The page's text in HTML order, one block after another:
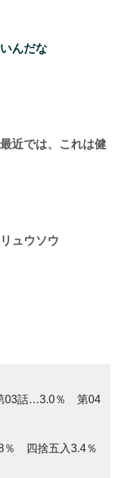
んだな
近では、これは健
ュウソウ
03話…3.0％ 第04
％ 四捨五入3.4％